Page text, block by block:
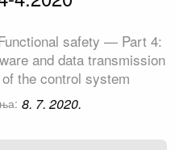
safety — Part 4:
and data transmission
the control system
8. 7. 2020.